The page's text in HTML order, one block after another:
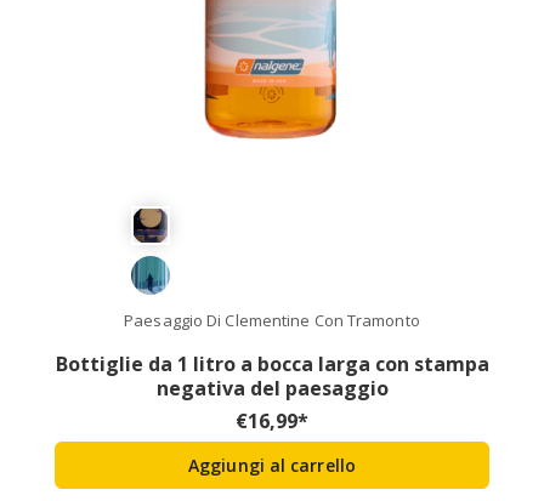
Paesaggio Di Clementine Con Tramonto
Bottiglie da 1 litro a bocca larga con stampa
negativa del paesaggio
€16,99*
Aggiungi al carrello